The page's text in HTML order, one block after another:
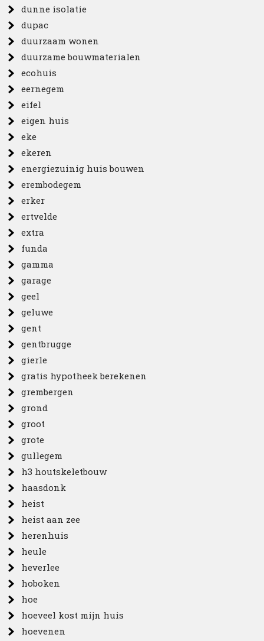
dunne isolatie
dupac
duurzaam wonen
duurzame bouwmaterialen
ecohuis
eernegem
eifel
eigen huis
eke
ekeren
energiezuinig huis bouwen
erembodegem
erker
ertvelde
extra
funda
gamma
garage
geel
geluwe
gent
gentbrugge
gierle
gratis hypotheek berekenen
grembergen
grond
groot
grote
gullegem
h3 houtskeletbouw
haasdonk
heist
heist aan zee
herenhuis
heule
heverlee
hoboken
hoe
hoeveel kost mijn huis
hoevenen